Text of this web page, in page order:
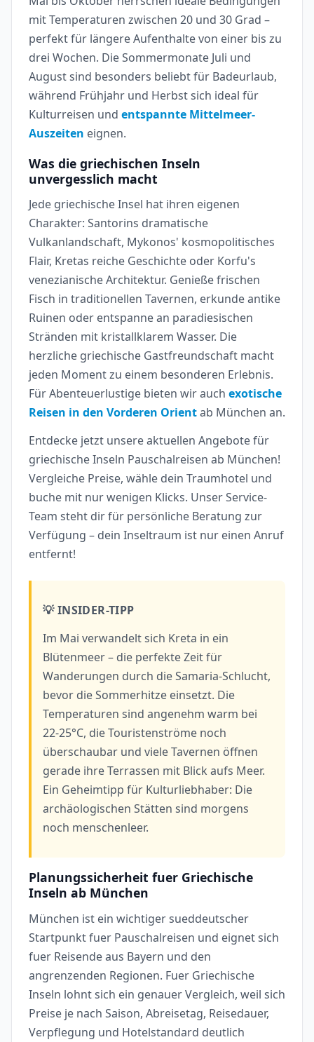
mit Temperaturen zwischen 20 und 30 Grad –
perfekt für längere Aufenthalte von einer bis zu
drei Wochen. Die Sommermonate Juli und
August sind besonders beliebt für Badeurlaub,
während Frühjahr und Herbst sich ideal für
Kulturreisen und entspannte Mittelmeer-
Auszeiten eignen.
Was die griechischen Inseln
unvergesslich macht
Jede griechische Insel hat ihren eigenen
Charakter: Santorins dramatische
Vulkanlandschaft, Mykonos' kosmopolitisches
Flair, Kretas reiche Geschichte oder Korfu's
venezianische Architektur. Genieße frischen
Fisch in traditionellen Tavernen, erkunde antike
Ruinen oder entspanne an paradiesischen
Stränden mit kristallklarem Wasser. Die
herzliche griechische Gastfreundschaft macht
jeden Moment zu einem besonderen Erlebnis.
Für Abenteuerlustige bieten wir auch exotische
Reisen in den Vorderen Orientab München an.
Entdecke jetzt unsere aktuellen Angebote für
griechische Inseln Pauschalreisen ab München!
Vergleiche Preise, wähle dein Traumhotel und
buche mit nur wenigen Klicks. Unser Service-
Team steht dir für persönliche Beratung zur
Verfügung – dein Inseltraum ist nur einen Anruf
entfernt!
💡 INSIDER-TIPP
Im Mai verwandelt sich Kreta in ein
Blütenmeer – die perfekte Zeit für
Wanderungen durch die Samaria-Schlucht,
bevor die Sommerhitze einsetzt. Die
Temperaturen sind angenehm warm bei
22-25°C, die Touristenströme noch
überschaubar und viele Tavernen öffnen
gerade ihre Terrassen mit Blick aufs Meer.
Ein Geheimtipp für Kulturliebhaber: Die
archäologischen Stätten sind morgens
noch menschenleer.
Planungssicherheit fuer Griechische
Inseln ab München
München ist ein wichtiger sueddeutscher
Startpunkt fuer Pauschalreisen und eignet sich
fuer Reisende aus Bayern und den
angrenzenden Regionen. Fuer Griechische
Inseln lohnt sich ein genauer Vergleich, weil sich
Preise je nach Saison, Abreisetag, Reisedauer,
Verpflegung und Hotelstandard deutlich